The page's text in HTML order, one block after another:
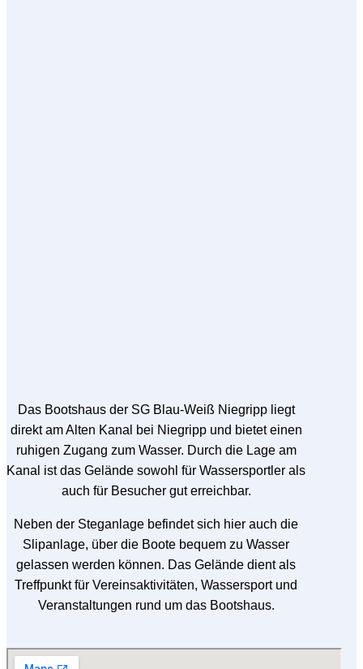
Das Bootshaus der SG Blau-Weiß Niegripp liegt
direkt am Alten Kanal bei Niegripp und bietet einen
ruhigen Zugang zum Wasser. Durch die Lage am
Kanal ist das Gelände sowohl für Wassersportler als
auch für Besucher gut erreichbar.
Neben der Steganlage befindet sich hier auch die
Slipanlage, über die Boote bequem zu Wasser
gelassen werden können. Das Gelände dient als
Treffpunkt für Vereinsaktivitäten, Wassersport und
Veranstaltungen rund um das Bootshaus.